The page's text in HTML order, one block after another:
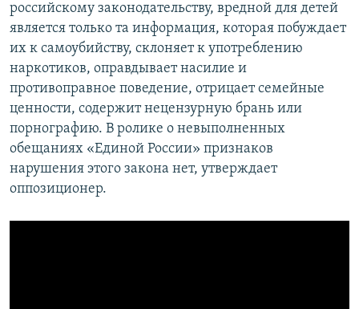
российскому законодательству, вредной для детей
является только та информация, которая побуждает
их к самоубийству, склоняет к употреблению
наркотиков, оправдывает насилие и
противоправное поведение, отрицает семейные
ценности, содержит нецензурную брань или
порнографию. В ролике о невыполненных
обещаниях «Единой России» признаков
нарушения этого закона нет, утверждает
оппозиционер.